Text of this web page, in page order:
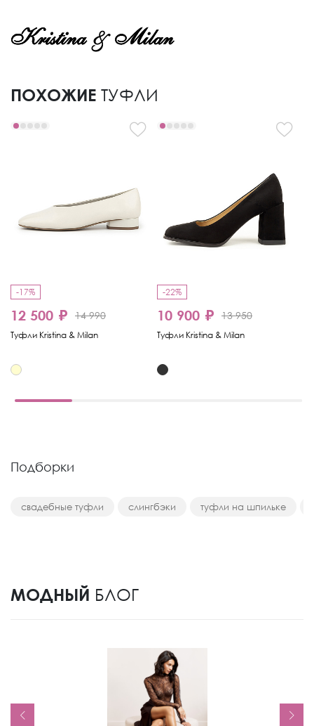
ПОХОЖИЕ ТУФЛИ
-17%
12 500 ₽ 14 990
Туфли Kristina & Milan
-22%
10 900 ₽ 13 950
Туфли Kristina & Milan
Подборки
свадебные туфли слингбэки туфли на шпильке
МОДНЫЙ БЛОГ